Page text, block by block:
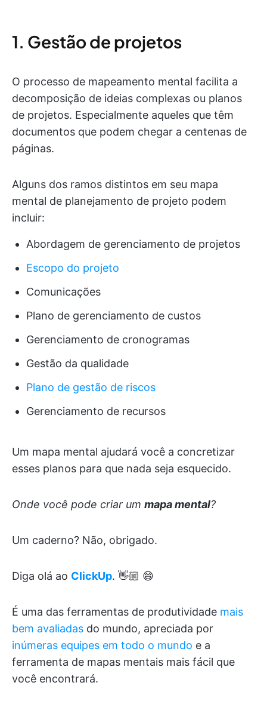
1. Gestão de projetos
O processo de mapeamento mental facilita a
decomposição de ideias complexas ou planos
de projetos. Especialmente aqueles que têm
documentos que podem chegar a centenas de
páginas.
Alguns dos ramos distintos em seu mapa
mental de planejamento de projeto podem
incluir:
Abordagem de gerenciamento de projetos
Escopo do projeto
Comunicações
Plano de gerenciamento de custos
Gerenciamento de cronogramas
Gestão da qualidade
Plano de gestão de riscos
Gerenciamento de recursos
Um mapa mental ajudará você a concretizar
esses planos para que nada seja esquecido.
Onde você pode criar um mapa mental?
Um caderno? Não, obrigado.
Diga olá ao ClickUp. 👋🏼 😄
É uma das ferramentas de produtividade mais
bem avaliadas do mundo, apreciada por
inúmeras equipes em todo o mundo e a
ferramenta de mapas mentais mais fácil que
você encontrará.